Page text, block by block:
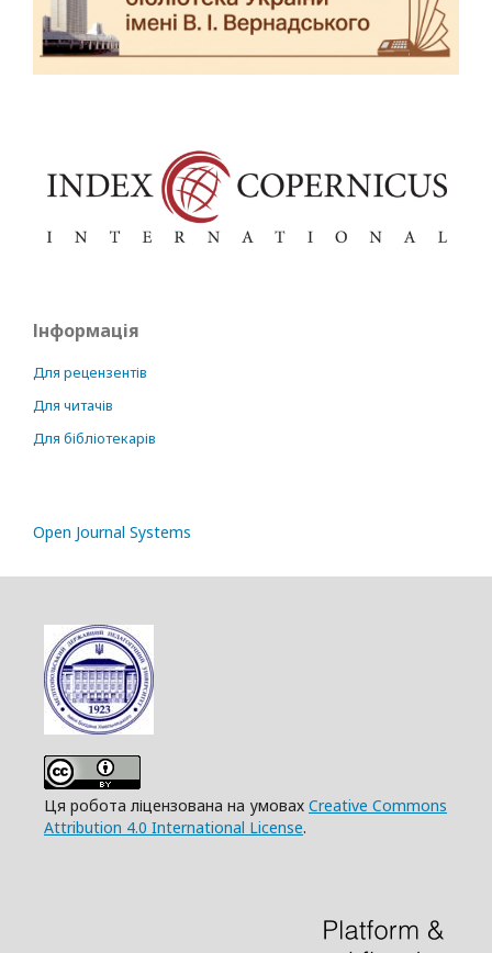
Інформація
Для рецензентів
Для читачів
Для бібліотекарів
Open Journal Systems
Ця робота ліцензована на умовах Creative Commons
Attribution 4.0 International License.